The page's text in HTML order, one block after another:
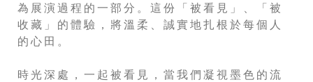
為展演過程的一部分。這份「被看見」、「被
收藏」的體驗，將溫柔、誠實地扎根於每個人
的心田。
時光深處，一起被看見，當我們凝視墨色的流